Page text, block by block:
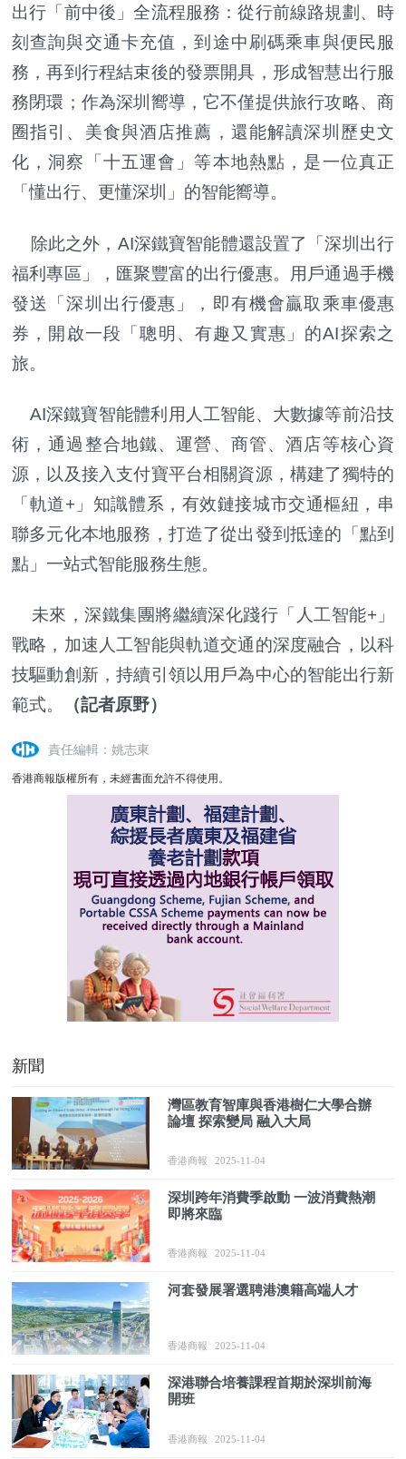
出行「前中後」全流程服務：從行前線路規劃、時
刻查詢與交通卡充值，到途中刷碼乘車與便民服
務，再到行程結束後的發票開具，形成智慧出行服
務閉環；作為深圳嚮導，它不僅提供旅行攻略、商
圈指引、美食與酒店推薦，還能解讀深圳歷史文
化，洞察「十五運會」等本地熱點，是一位真正
「懂出行、更懂深圳」的智能嚮導。
除此之外，AI深鐵寶智能體還設置了「深圳出行
福利專區」，匯聚豐富的出行優惠。用戶通過手機
發送「深圳出行優惠」，即有機會贏取乘車優惠
券，開啟一段「聰明、有趣又實惠」的AI探索之
旅。
AI深鐵寶智能體利用人工智能、大數據等前沿技
術，通過整合地鐵、運營、商管、酒店等核心資
源，以及接入支付寶平台相關資源，構建了獨特的
「軌道+」知識體系，有效鏈接城市交通樞紐，串
聯多元化本地服務，打造了從出發到抵達的「點到
點」一站式智能服務生態。
未來，深鐵集團將繼續深化踐行「人工智能+」
戰略，加速人工智能與軌道交通的深度融合，以科
技驅動創新，持續引領以用戶為中心的智能出行新
範式。
（記者原野）
責任編輯：姚志東
香港商報版權所有，未經書面允許不得使用。
新聞
灣區教育智庫與香港樹仁大學合辦
論壇 探索變局 融入大局
香港商報 2025-11-04
深圳跨年消費季啟動 一波消費熱潮
即將來臨
香港商報 2025-11-04
河套發展署選聘港澳籍高端人才
香港商報 2025-11-04
深港聯合培養課程首期於深圳前海
開班
香港商報 2025-11-04